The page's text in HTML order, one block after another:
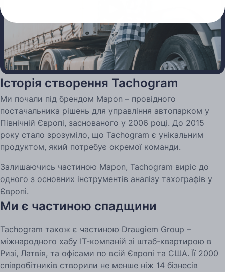
Історія створення Tachogram
Ми почали під брендом Mapon – провідного
постачальника рішень для управління автопарком у
Північній Європі, заснованого у 2006 році. До 2015
року стало зрозуміло, що Tachogram є унікальним
продуктом, який потребує окремої команди.
Залишаючись частиною Mapon, Tachogram виріс до
одного з основних інструментів аналізу тахографів у
Європі.
Ми є частиною спадщини
Tachogram також є частиною Draugiem Group –
міжнародного хабу IT-компаній зі штаб-квартирою в
Ризі, Латвія, та офісами по всій Європі та США. Її 2000
співробітників створили не менше ніж 14 бізнесів